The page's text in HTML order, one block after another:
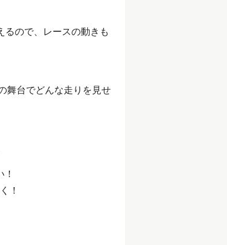
るので、レースの動きも
舞台でどんな走りを見せ
！